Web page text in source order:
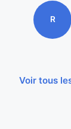
R
Voir tous